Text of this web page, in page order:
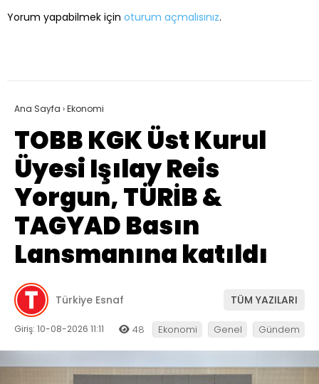
Yorum yapabilmek için oturum açmalısınız.
Ana Sayfa ›Ekonomi
TOBB KGK Üst Kurul
Üyesi Işılay Reis
Yorgun, TÜRİB &
TAGYAD Basın
Lansmanına katıldı
Türkiye Esnaf TÜM YAZILARI
Giriş: 10-08-2026 11:11 48 Ekonomi Genel Gündem